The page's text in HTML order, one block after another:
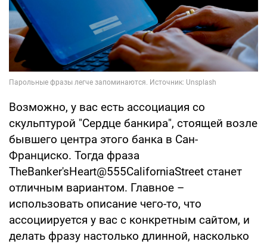
Возможно, у вас есть ассоциация со
скульптурой "Сердце банкира", стоящей возле
бывшего центра этого банка в Сан-
Франциско. Тогда фраза
TheBanker'sHeart@555CaliforniaStreet станет
отличным вариантом. Главное –
использовать описание чего-то, что
ассоциируется у вас с конкретным сайтом, и
делать фразу настолько длинной, насколько